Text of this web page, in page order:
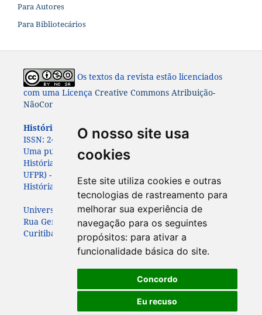
O nosso site usa
cookies
Este site utiliza cookies e outras
tecnologias de rastreamento para
melhorar sua experiência de
navegação para os seguintes
propósitos: para ativar a
funcionalidade básica do site.
Concordo
Eu recuso
Para Autores
Para Bibliotecários
Os textos da revista estão licenciados
com uma Licença Creative Commons Atribuição-
NãoComercial-CompartilhaIgual 4.0 Internacional
História: Questões & Debates.ISSN: 0100-6932 e e-
ISSN: 2447-8261.
Uma publicação do Programa de Pós-Graduação em
História da Universidade Federal do Paraná (PPGHIS-
UFPR) - com apoio da
História (APAH)
Universidade Federal do Paraná
Rua General Carneiro, 460, 7º andar
Curitiba – Paraná – Brasil - CEP: 80060-150